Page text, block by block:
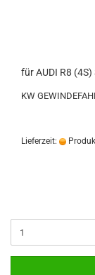
für AUDI R8
KW
Lieferzeit: